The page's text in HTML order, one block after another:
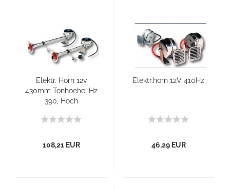
Elektr. Horn 12v
430mm Tonhoehe: Hz
390, Hoch
108,21 EUR
Elektr.horn 12V 410Hz
46,29 EUR